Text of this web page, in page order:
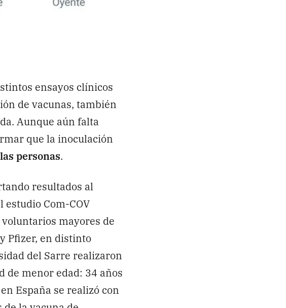
ensayos clínicos
de vacunas, también
Aunque aún falta
que la inoculación
personas.
resultados al
estudio Com-COV
mayores de
Pfizer, en distinto
del Sarre realizaron
de menor edad: 34 años
España se realizó con